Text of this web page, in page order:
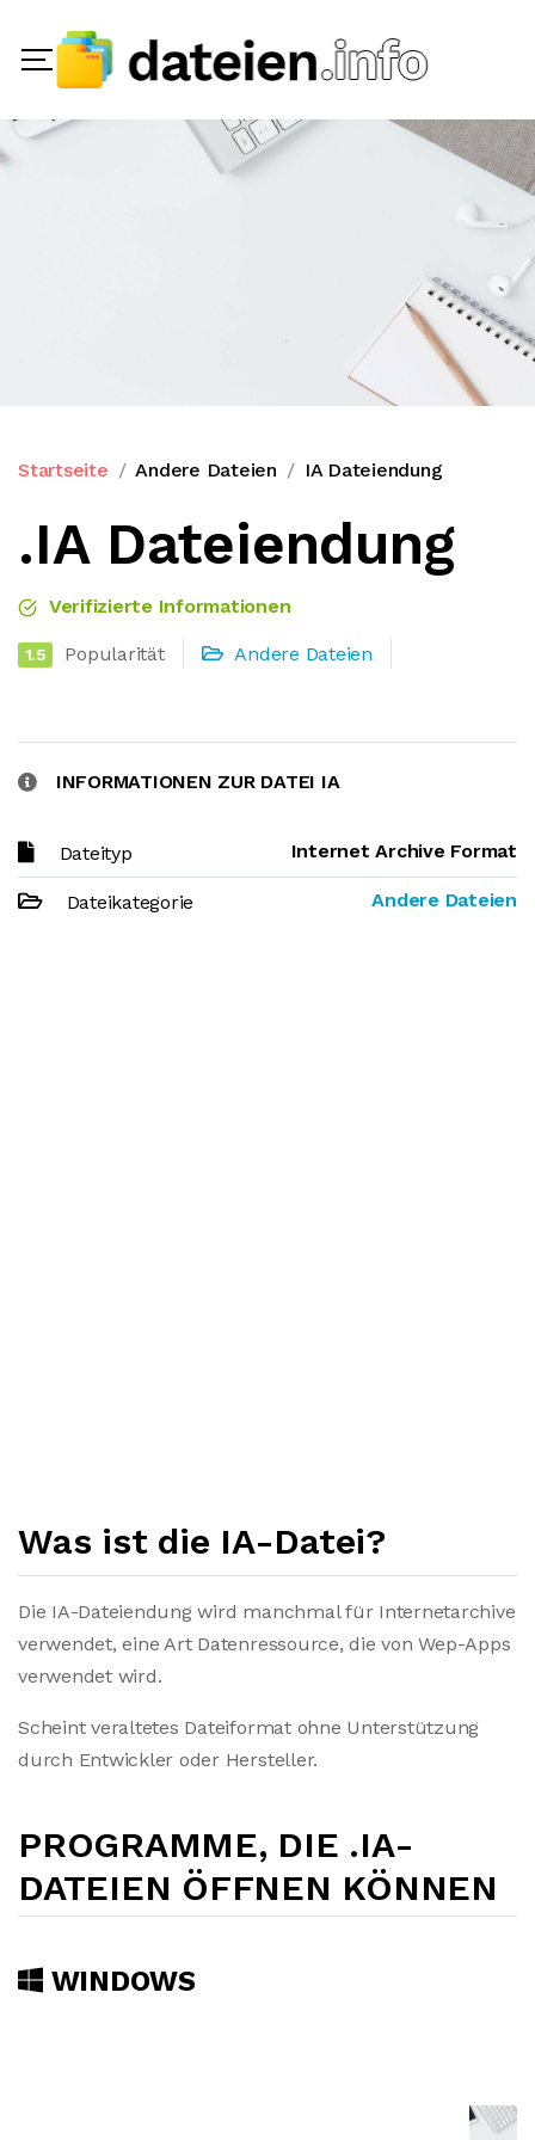
Startseite Andere Dateien IA Dateiendung
.IA Dateiendung
Verifizierte Informationen
1.5 Popularität Andere Dateien
INFORMATIONEN ZUR DATEI IA
Dateityp Internet Archive Format
Dateikategorie Andere Dateien
Was ist die IA-Datei?
Die IA-Dateiendung wird manchmal für Internetarchive
verwendet, eine Art Datenressource, die von Wep-Apps
verwendet wird.
Scheint veraltetes Dateiformat ohne Unterstützung
durch Entwickler oder Hersteller.
PROGRAMME, DIE .IA-
DATEIEN ÖFFNEN KÖNNEN
WINDOWS